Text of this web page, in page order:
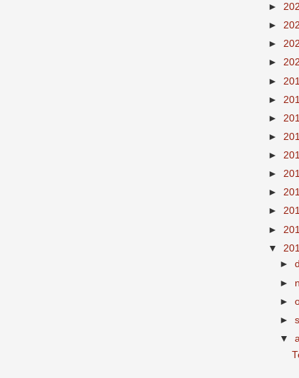
►
►
►
►
►
►
►
►
►
►
►
►
►
▼
►
►
►
►
▼